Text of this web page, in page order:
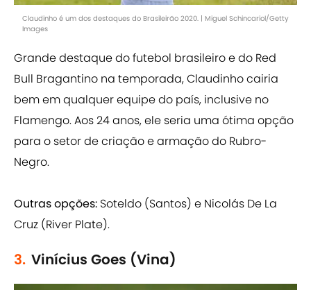
Claudinho é um dos destaques do Brasileirão 2020. | Miguel Schincariol/Getty
Images
Grande destaque do futebol brasileiro e do Red
Bull Bragantino na temporada, Claudinho cairia
bem em qualquer equipe do país, inclusive no
Flamengo. Aos 24 anos, ele seria uma ótima opção
para o setor de criação e armação do Rubro-
Negro.
Outras opções: Soteldo (Santos) e Nicolás De La
Cruz (River Plate).
3. Vinícius Goes (Vina)